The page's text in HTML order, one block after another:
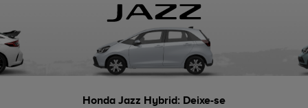
Honda Jazz Hybrid: Deixe-se